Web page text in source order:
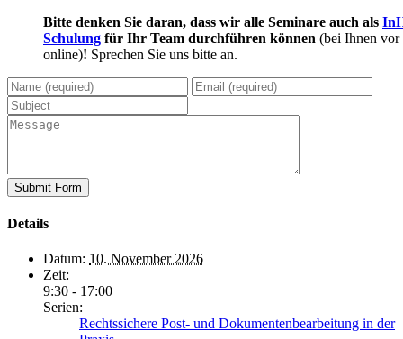
Bitte denken Sie daran, dass wir alle Seminare auch als
Schulung für Ihr Team durchführen können (bei Ihnen vor
online)! Sprechen Sie uns bitte an.
Details
Datum: 10. November 2026
Zeit:
9:30 - 17:00
Serien:
Rechtssichere Post- und Dokumentenbearbeitung in der